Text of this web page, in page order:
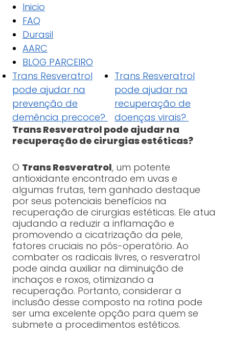
Inicio
FAQ
Durasil
AARC
BLOG PARCEIRO
Trans Resveratrol
pode ajudar na
prevenção de
demência precoce?
Trans Resveratrol
pode ajudar na
recuperação de
doenças virais?
Trans Resveratrol pode ajudar na
recuperação de cirurgias estéticas?
O Trans Resveratrol, um potente
antioxidante encontrado em uvas e
algumas frutas, tem ganhado destaque
por seus potenciais benefícios na
recuperação de cirurgias estéticas. Ele atua
ajudando a reduzir a inflamação e
promovendo a cicatrização da pele,
fatores cruciais no pós-operatório. Ao
combater os radicais livres, o resveratrol
pode ainda auxiliar na diminuição de
inchaços e roxos, otimizando a
recuperação. Portanto, considerar a
inclusão desse composto na rotina pode
ser uma excelente opção para quem se
submete a procedimentos estéticos.